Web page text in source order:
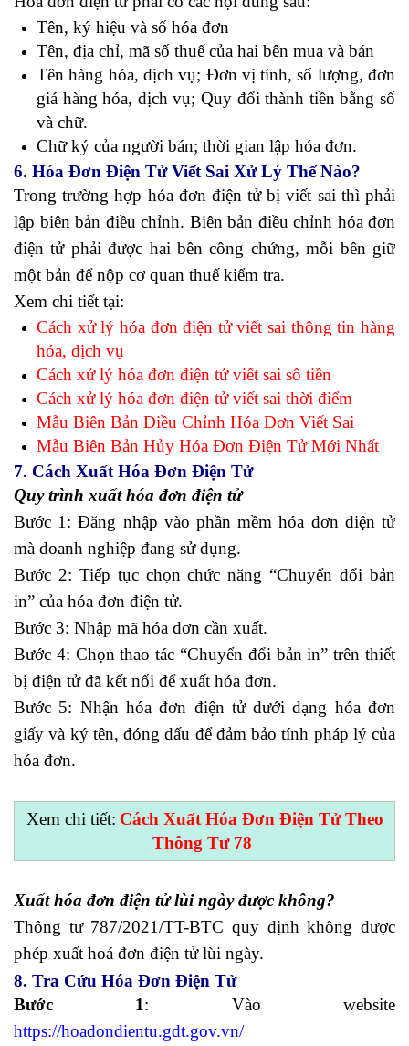
Tên, ký hiệu và số hóa đơn
Tên, địa chỉ, mã số thuế của hai bên mua và bán
Tên hàng hóa, dịch vụ; Đơn vị tính, số lượng, đơn
giá hàng hóa, dịch vụ; Quy đổi thành tiền bằng số
và chữ.
Chữ ký của người bán; thời gian lập hóa đơn.
6. Hóa Đơn Điện Tử Viết Sai Xử Lý Thế Nào?
Trong trường hợp hóa đơn điện tử bị viết sai thì phải
lập biên bản điều chỉnh. Biên bản điều chỉnh hóa đơn
điện tử phải được hai bên công chứng, mỗi bên giữ
một bản để nộp cơ quan thuế kiểm tra.
Xem chi tiết tại:
Cách xử lý hóa đơn điện tử viết sai thông tin hàng
hóa, dịch vụ
Cách xử lý hóa đơn điện tử viết sai số tiền
Cách xử lý hóa đơn điện tử viết sai thời điểm
Mẫu Biên Bản Điều Chỉnh Hóa Đơn Viết Sai
Mẫu Biên Bản Hủy Hóa Đơn Điện TửMới Nhất
7. Cách Xuất Hóa Đơn Điện Tử
Quy trình xuất hóa đơn điện tử
Bước 1: Đăng nhập vào phần mềm hóa đơn điện tử
mà doanh nghiệp đang sử dụng.
Bước 2: Tiếp tục chọn chức năng “Chuyển đổi bản
in” của hóa đơn điện tử.
Bước 3: Nhập mã hóa đơn cần xuất.
Bước 4: Chọn thao tác “Chuyển đổi bản in” trên thiết
bị điện tử đã kết nối để xuất hóa đơn.
Bước 5: Nhận hóa đơn điện tử dưới dạng hóa đơn
giấy và ký tên, đóng dấu để đảm bảo tính pháp lý của
hóa đơn.
Xem chi tiết: Cách Xuất Hóa Đơn Điện TửTheo
Thông Tư 78
Xuất hóa đơn điện tử lùi ngày được không?
Thông tư 787/2021/TT-BTC quy định không được
phép xuất hoá đơn điện tử lùi ngày.
8. Tra Cứu Hóa Đơn Điện Tử
Bước 1: Vào website
https://hoadondientu.gdt.gov.vn/